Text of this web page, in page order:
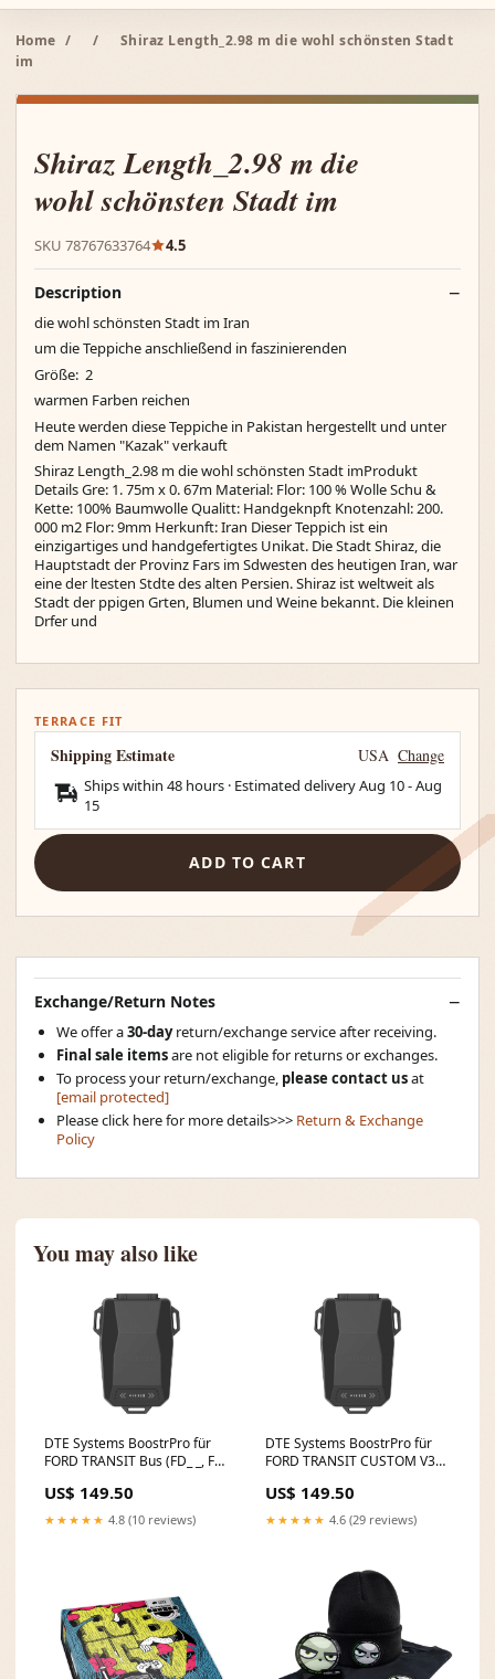
Home / /
Shiraz Length_2.98 m die wohl schönsten Stadt
im
Shiraz Length_2.98 m die
wohl schönsten Stadt im
SKU 78767633764 4.5
Description
die wohl schönsten Stadt im Iran
um die Teppiche anschließend in faszinierenden
Größe: 2
warmen Farben reichen
Heute werden diese Teppiche in Pakistan hergestellt und unter
dem Namen "Kazak" verkauft
Shiraz Length_2.98 m die wohl schönsten Stadt imProdukt
Details Gre: 1. 75m x 0. 67m Material: Flor: 100 % Wolle Schu &
Kette: 100% Baumwolle Qualitt: Handgeknpft Knotenzahl: 200.
000 m2 Flor: 9mm Herkunft: Iran Dieser Teppich ist ein
einzigartiges und handgefertigtes Unikat. Die Stadt Shiraz, die
Hauptstadt der Provinz Fars im Sdwesten des heutigen Iran, war
eine der ltesten Stdte des alten Persien. Shiraz ist weltweit als
Stadt der ppigen Grten, Blumen und Weine bekannt. Die kleinen
Drfer und
TERRACE FIT
Shipping Estimate USA Change
Ships within 48 hours · Estimated deliveryAug 10-Aug
15
ADD TO CART
Exchange/Return Notes
We offer a30-dayreturn/exchange service after receiving.
Final sale itemsare not eligible for returns or exchanges.
To process your return/exchange, please contact usat
[email protected]
Please click here for more details>>> Return & Exchange
Policy
You may also like
DTE Systems BoostrPro für
FORD TRANSIT Bus (FD_ _, FB_
2014 2.2 TDCi, 130PS/96kW,
2198ccm Novus Beetle
US$ 149.50
★★★★★ 4.8 (10 reviews)
DTE Systems BoostrPro für
FORD TRANSIT CUSTOM V362
TDCi, 125PS/92kW, 2198ccm
Fox Subaru Impreza GR 2
US$ 149.50
★★★★★ 4.6 (29 reviews)